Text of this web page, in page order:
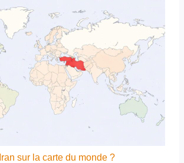
sur la carte du monde ?